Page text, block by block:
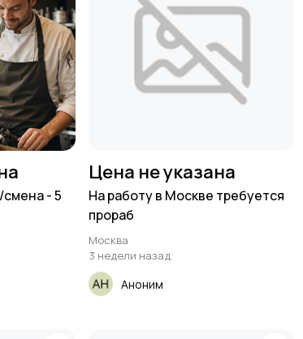
- 5
Цена не указана
На работу в Москве требуется
прораб
Москва
3 недели назад
Аноним